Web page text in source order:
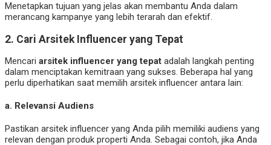
Menetapkan tujuan yang jelas akan membantu Anda dalam
merancang kampanye yang lebih terarah dan efektif.
2. Cari Arsitek Influencer yang Tepat
Mencari arsitek influencer yang tepat adalah langkah penting
dalam menciptakan kemitraan yang sukses. Beberapa hal yang
perlu diperhatikan saat memilih arsitek influencer antara lain:
a. Relevansi Audiens
Pastikan arsitek influencer yang Anda pilih memiliki audiens yang
relevan dengan produk properti Anda. Sebagai contoh, jika Anda